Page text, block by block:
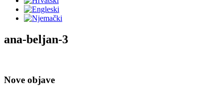
ana-beljan-3
Nove objave